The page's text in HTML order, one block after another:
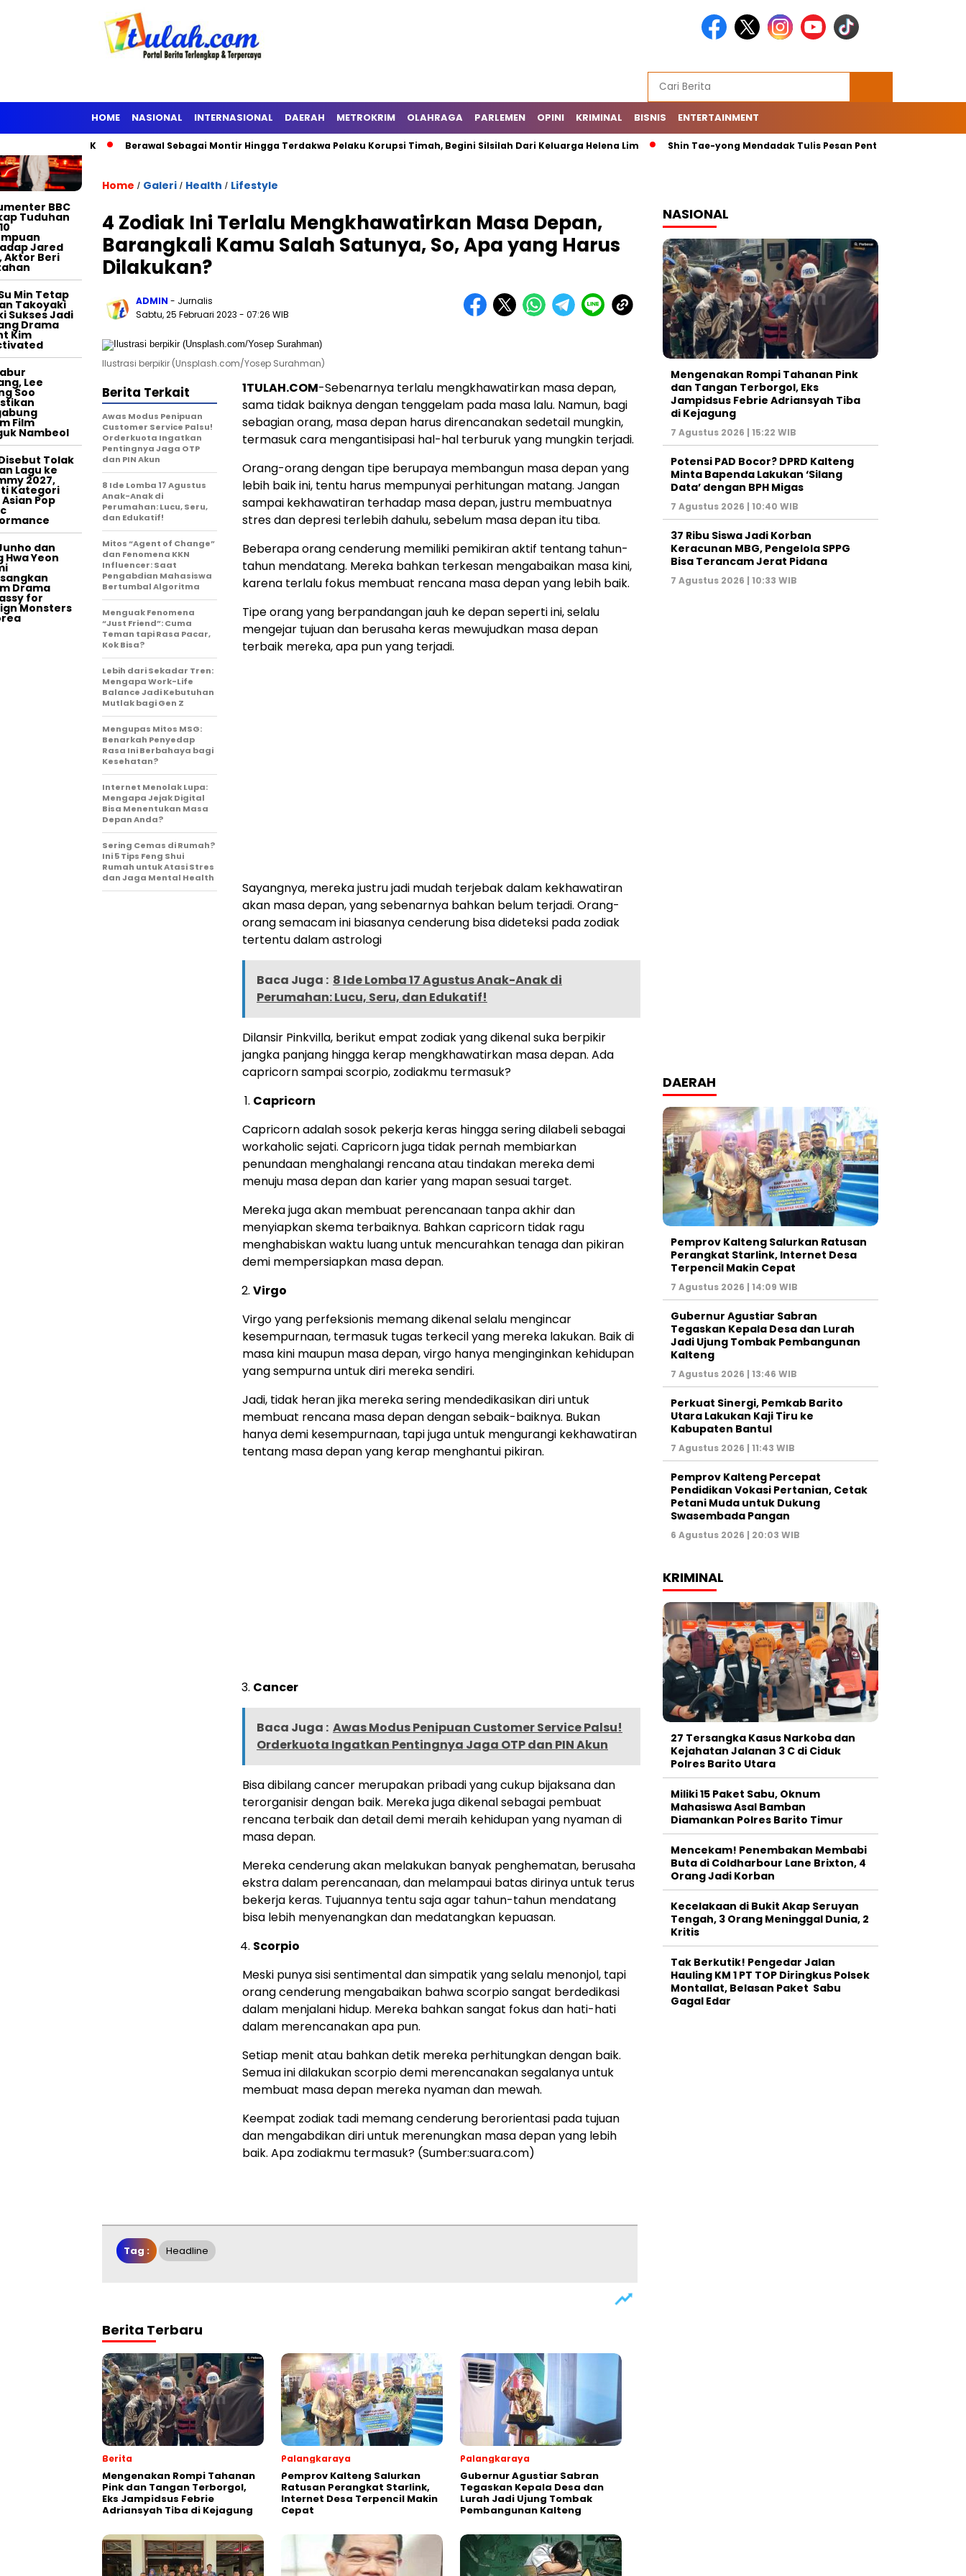
HOME NASIONAL INTERNASIONAL DAERAH METROKRIM OLAHRAGA PARLEMEN OPINI KRIMINAL BISNIS ENTERTAINMENT
Berawal Sebagai Montir Hingga Terdakwa Pelaku Korupsi Timah, Begini Silsilah Dari Keluarga Helena Lim Shin Tae-yong Mendadak Tulis Pesan Penting di Instagram:
BBC
Tuduhan
Jared
Aktor Beri
Min Tetap
Takoyaki
Sukses Jadi
Drama
Kim
Lee
Soo
Film
Nambeol
Tolak
Lagu ke
2027,
Kategori
Pop
dan
Hwa Yeon
Drama
for
Monsters
Home / Galeri / Health / Lifestyle
4 Zodiak Ini Terlalu Mengkhawatirkan Masa Depan,
Barangkali Kamu Salah Satunya, So, Apa yang Harus
Dilakukan?
ADMIN - Jurnalis
Sabtu, 25 Februari 2023 - 07:26 WIB
Ilustrasi berpikir (Unsplash.com/Yosep Surahman)
1TULAH.COM-Sebenarnya terlalu mengkhawatirkan masa depan,
sama tidak baiknya dengan tenggelam pada masa lalu. Namun, bagi
sebagian orang, masa depan harus direncanakan sedetail mungkin,
termasuk cara mengantisipasi hal-hal terburuk yang mungkin terjadi.
Orang-orang dengan tipe berupaya membangun masa depan yang
lebih baik ini, tentu harus mempunyai perhitungan matang. Jangan
sampai kekhawatiran terhadap masa depan, justru membuatnya
stres dan depresi terlebih dahulu, sebelum masa depan itu tiba.
Beberapa orang cenderung memiliki pemikiran aktif tentang tahun-
tahun mendatang. Mereka bahkan terkesan mengabaikan masa kini,
karena terlalu fokus membuat rencana masa depan yang lebih baik.
Tipe orang yang berpandangan jauh ke depan seperti ini, selalu
mengejar tujuan dan berusaha keras mewujudkan masa depan
terbaik mereka, apa pun yang terjadi.
Sayangnya, mereka justru jadi mudah terjebak dalam kekhawatiran
akan masa depan, yang sebenarnya bahkan belum terjadi. Orang-
orang semacam ini biasanya cenderung bisa dideteksi pada zodiak
tertentu dalam astrologi
Baca Juga : 8 Ide Lomba 17 Agustus Anak-Anak di
Perumahan: Lucu, Seru, dan Edukatif!
Dilansir Pinkvilla, berikut empat zodiak yang dikenal suka berpikir
jangka panjang hingga kerap mengkhawatirkan masa depan. Ada
capricorn sampai scorpio, zodiakmu termasuk?
Capricorn
Capricorn adalah sosok pekerja keras hingga sering dilabeli sebagai
workaholic sejati. Capricorn juga tidak pernah membiarkan
penundaan menghalangi rencana atau tindakan mereka demi
menuju masa depan dan karier yang mapan sesuai target.
Mereka juga akan membuat perencanaan tanpa akhir dan
menyiapkan skema terbaiknya. Bahkan capricorn tidak ragu
menghabiskan waktu luang untuk mencurahkan tenaga dan pikiran
demi mempersiapkan masa depan.
Virgo
Virgo yang perfeksionis memang dikenal selalu mengincar
kesempurnaan, termasuk tugas terkecil yang mereka lakukan. Baik di
masa kini maupun masa depan, virgo hanya menginginkan kehidupan
yang sempurna untuk diri mereka sendiri.
Jadi, tidak heran jika mereka sering mendedikasikan diri untuk
membuat rencana masa depan dengan sebaik-baiknya. Bukan
hanya demi kesempurnaan, tapi juga untuk mengurangi kekhawatiran
tentang masa depan yang kerap menghantui pikiran.
Cancer
Baca Juga : Awas Modus Penipuan Customer Service Palsu!
Orderkuota Ingatkan Pentingnya Jaga OTP dan PIN Akun
Bisa dibilang cancer merupakan pribadi yang cukup bijaksana dan
terorganisir dengan baik. Mereka juga dikenal sebagai pembuat
rencana terbaik dan detail demi meraih kehidupan yang nyaman di
masa depan.
Mereka cenderung akan melakukan banyak penghematan, berusaha
ekstra dalam perencanaan, dan melampaui batas dirinya untuk terus
bekerja keras. Tujuannya tentu saja agar tahun-tahun mendatang
bisa lebih menyenangkan dan medatangkan kepuasan.
Scorpio
Meski punya sisi sentimental dan simpatik yang selalu menonjol, tapi
orang cenderung mengabaikan bahwa scorpio sangat berdedikasi
dalam menjalani hidup. Mereka bahkan sangat fokus dan hati-hati
dalam merencanakan apa pun.
Setiap menit atau bahkan detik mereka perhitungkan dengan baik.
Semua ini dilakukan scorpio demi merencanakan segalanya untuk
membuat masa depan mereka nyaman dan mewah.
Keempat zodiak tadi memang cenderung berorientasi pada tujuan
dan mengabdikan diri untuk merenungkan masa depan yang lebih
baik. Apa zodiakmu termasuk? (Sumber:suara.com)
Berita Terkait
Awas Modus Penipuan
Customer Service Palsu!
Orderkuota Ingatkan
Pentingnya Jaga OTP
dan PIN Akun
8 Ide Lomba 17 Agustus
Anak-Anak di
Perumahan: Lucu, Seru,
dan Edukatif!
Mitos “Agent of Change”
dan Fenomena KKN
Influencer: Saat
Pengabdian Mahasiswa
Bertumbal Algoritma
Menguak Fenomena
“Just Friend”: Cuma
Teman tapi Rasa Pacar,
Kok Bisa?
Lebih dari Sekadar Tren:
Mengapa Work-Life
Balance Jadi Kebutuhan
Mutlak bagi Gen Z
Mengupas Mitos MSG:
Benarkah Penyedap
Rasa Ini Berbahaya bagi
Kesehatan?
Internet Menolak Lupa:
Mengapa Jejak Digital
Bisa Menentukan Masa
Depan Anda?
Sering Cemas di Rumah?
Ini 5 Tips Feng Shui
Rumah untuk Atasi Stres
dan Jaga Mental Health
Tag : Headline
Berita Terbaru
Berita
Mengenakan Rompi Tahanan
Pink dan Tangan Terborgol,
Eks Jampidsus Febrie
Adriansyah Tiba di Kejagung
Palangkaraya
Pemprov Kalteng Salurkan
Ratusan Perangkat Starlink,
Internet Desa Terpencil Makin
Cepat
Palangkaraya
Gubernur Agustiar Sabran
Tegaskan Kepala Desa dan
Lurah Jadi Ujung Tombak
Pembangunan Kalteng
NASIONAL
Mengenakan Rompi Tahanan Pink
dan Tangan Terborgol, Eks
Jampidsus Febrie Adriansyah Tiba
di Kejagung
7 Agustus 2026 | 15:22 WIB
Potensi PAD Bocor? DPRD Kalteng
Minta Bapenda Lakukan ‘Silang
Data’ dengan BPH Migas
7 Agustus 2026 | 10:40 WIB
37 Ribu Siswa Jadi Korban
Keracunan MBG, Pengelola SPPG
Bisa Terancam Jerat Pidana
7 Agustus 2026 | 10:33 WIB
DAERAH
Pemprov Kalteng Salurkan Ratusan
Perangkat Starlink, Internet Desa
Terpencil Makin Cepat
7 Agustus 2026 | 14:09 WIB
Gubernur Agustiar Sabran
Tegaskan Kepala Desa dan Lurah
Jadi Ujung Tombak Pembangunan
Kalteng
7 Agustus 2026 | 13:46 WIB
Perkuat Sinergi, Pemkab Barito
Utara Lakukan Kaji Tiru ke
Kabupaten Bantul
7 Agustus 2026 | 11:43 WIB
Pemprov Kalteng Percepat
Pendidikan Vokasi Pertanian, Cetak
Petani Muda untuk Dukung
Swasembada Pangan
6 Agustus 2026 | 20:03 WIB
KRIMINAL
27 Tersangka Kasus Narkoba dan
Kejahatan Jalanan 3 C di Ciduk
Polres Barito Utara
Miliki 15 Paket Sabu, Oknum
Mahasiswa Asal Bamban
Diamankan Polres Barito Timur
Mencekam! Penembakan Membabi
Buta di Coldharbour Lane Brixton, 4
Orang Jadi Korban
Kecelakaan di Bukit Akap Seruyan
Tengah, 3 Orang Meninggal Dunia, 2
Kritis
Tak Berkutik! Pengedar Jalan
Hauling KM 1 PT TOP Diringkus Polsek
Montallat, Belasan Paket Sabu
Gagal Edar